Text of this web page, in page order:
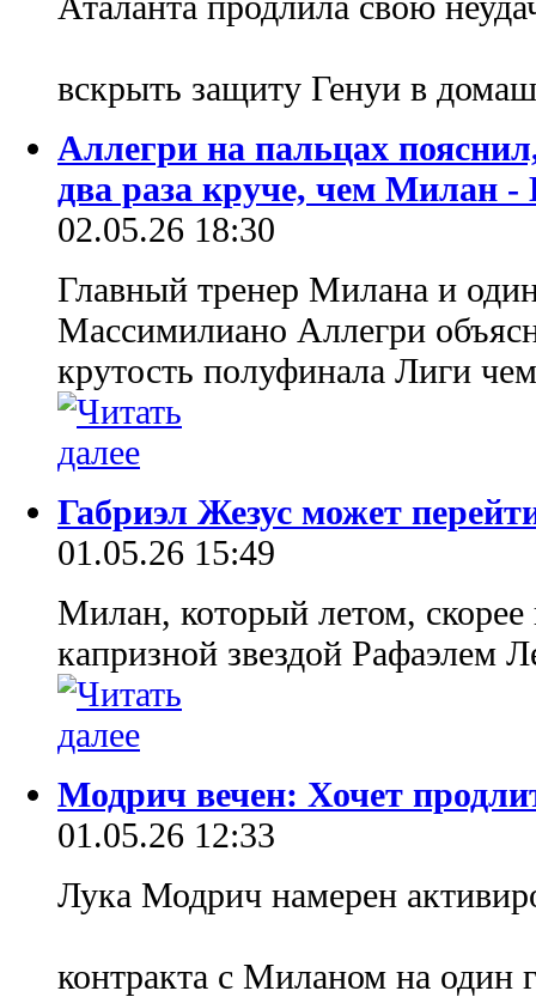
вскрыть защиту Генуи в
Аллегри на пальцах
два раза круче, чем Милан
02.05.26 18:30
Главный тренер Милана и
Массимилиано Аллегри
крутость полуфинала Лиги
Габриэл Жезус может
01.05.26 15:49
Милан, который летом, скорее
капризной звездой Рафаэлем
Модрич вечен: Хочет
01.05.26 12:33
Лука Модрич намерен
контракта с Миланом на один